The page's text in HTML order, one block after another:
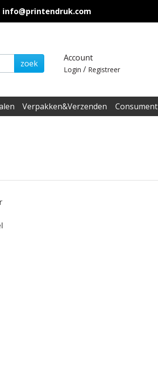
info@printendruk.com
zoek
Account
Login / Registreer
Verpakken&Verzenden Consument